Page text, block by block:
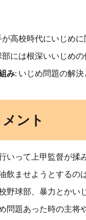
が高校時代にいじめに
には根深いいじめの
み: いじめ問題の解
ント
いって上甲監督が揉
飲ませようとするの
野球部、暴力とかい
問題あった時の主将